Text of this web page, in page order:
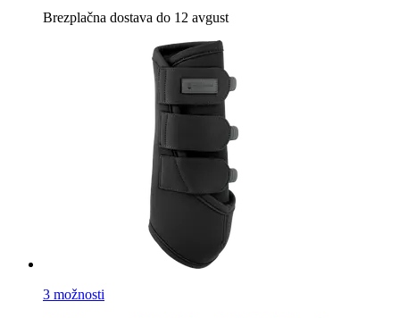
Brezplačna dostava do 12 avgust
3 možnosti